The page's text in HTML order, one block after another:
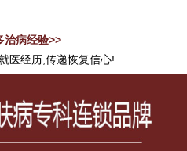
治病经验>>
医经历,传递恢复信心!